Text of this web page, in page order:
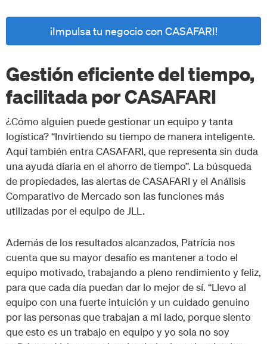
¡Impulsa tu negocio con CASAFARI!
Gestión eficiente del tiempo,
facilitada por CASAFARI
¿Cómo alguien puede gestionar un equipo y tanta
logística? “Invirtiendo su tiempo de manera inteligente.
Aquí también entra CASAFARI, que representa sin duda
una ayuda diaria en el ahorro de tiempo”. La búsqueda
de propiedades, las alertas de CASAFARI y el Análisis
Comparativo de Mercado son las funciones más
utilizadas por el equipo de JLL.
Además de los resultados alcanzados, Patrícia nos
cuenta que su mayor desafío es mantener a todo el
equipo motivado, trabajando a pleno rendimiento y feliz,
para que cada día puedan dar lo mejor de sí. “Llevo al
equipo con una fuerte intuición y un cuidado genuino
por las personas que trabajan a mi lado, porque siento
que esto es un trabajo en equipo y yo sola no soy